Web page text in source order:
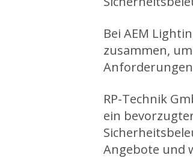
Bei AEM
zusammen,
RP-Technik
ein
Angebote und